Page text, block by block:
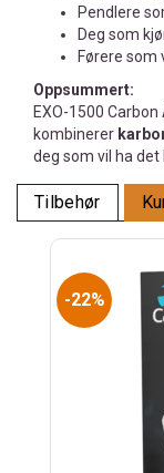
Pendlere
Deg som
Førere
Oppsummert:
EXO-1500
kombinerer
deg som vil ha
Tilbehør
22%